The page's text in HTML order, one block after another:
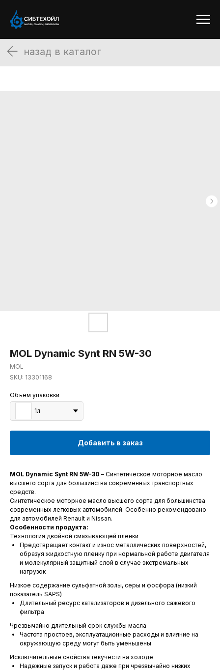
назад в каталог
MOL Dynamic Synt RN 5W-30
MOL
SKU: 13301168
Объем упаковки
1л
Добавить в заказ
MOL Dynamic Synt RN 5W-30 – Синтетическое моторное масло
высшего сорта для большинства современных транспортных
средств.
Синтетическое моторное масло высшего сорта для большинства
современных легковых автомобилей. Особенно рекомендовано
для автомобилей Renault и Nissan.
Особенности продукта:
Технология двойной смазывающей пленки
Предотвращает контакт и износ металлических поверхностей,
образуя жидкостную пленку при нормальной работе двигателя
и молекулярный защитный слой в случае экстремальных
нагрузок
Низкое содержание сульфатной золы, серы и фосфора (низкий
показатель SAPS)
Длительный ресурс катализаторов и дизельного сажевого
фильтра
Чрезвычайно длительный срок службы масла
Частота простоев, эксплуатационные расходы и влияние на
окружающую среду могут быть уменьшены
Исключительные свойства текучести на холоде
Надежные запуск и работа даже при чрезвычайно низких